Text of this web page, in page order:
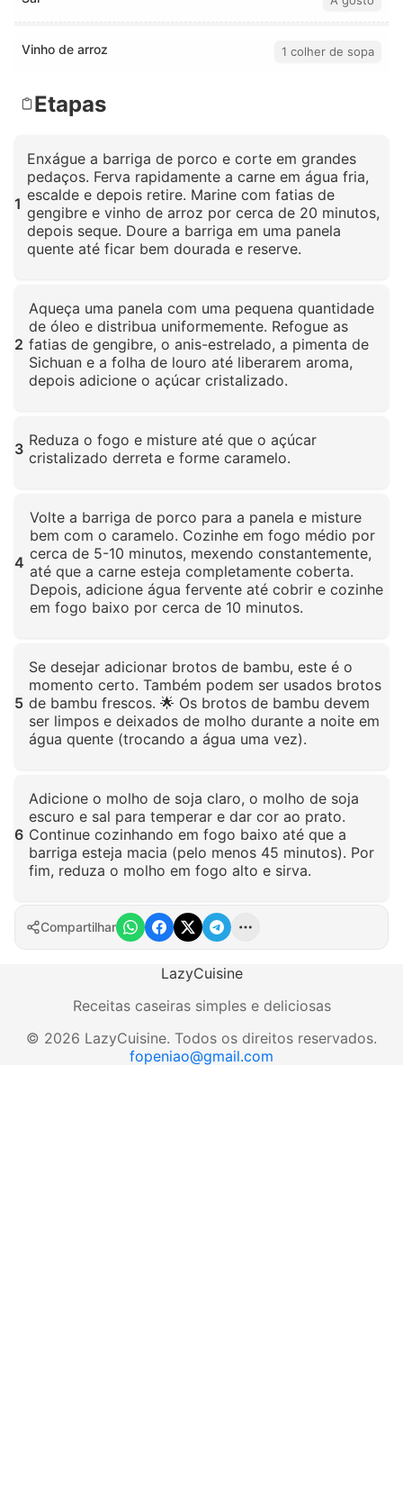
Vinho de arroz 1 colher de sopa
Etapas
1
Enxágue a barriga de porco e corte em grandes
pedaços. Ferva rapidamente a carne em água fria,
escalde e depois retire. Marine com fatias de
gengibre e vinho de arroz por cerca de 20 minutos,
depois seque. Doure a barriga em uma panela
quente até ficar bem dourada e reserve.
2
Aqueça uma panela com uma pequena quantidade
de óleo e distribua uniformemente. Refogue as
fatias de gengibre, o anis-estrelado, a pimenta de
Sichuan e a folha de louro até liberarem aroma,
depois adicione o açúcar cristalizado.
3 Reduza o fogo e misture até que o açúcar
cristalizado derreta e forme caramelo.
4
Volte a barriga de porco para a panela e misture
bem com o caramelo. Cozinhe em fogo médio por
cerca de 5-10 minutos, mexendo constantemente,
até que a carne esteja completamente coberta.
Depois, adicione água fervente até cobrir e cozinhe
em fogo baixo por cerca de 10 minutos.
5
Se desejar adicionar brotos de bambu, este é o
momento certo. Também podem ser usados brotos
de bambu frescos. 🌟 Os brotos de bambu devem
ser limpos e deixados de molho durante a noite em
água quente (trocando a água uma vez).
6
Adicione o molho de soja claro, o molho de soja
escuro e sal para temperar e dar cor ao prato.
Continue cozinhando em fogo baixo até que a
barriga esteja macia (pelo menos 45 minutos). Por
fim, reduza o molho em fogo alto e sirva.
Clique para ampliar
Compartilhar
LazyCuisine
Receitas caseiras simples e deliciosas
© 2026 LazyCuisine. Todos os direitos reservados.
fopeniao@gmail.com